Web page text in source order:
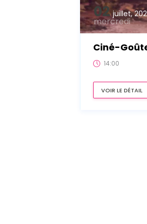
02 juillet,
mercredi
Ciné-
14:00
VOIR LE DÉTAIL